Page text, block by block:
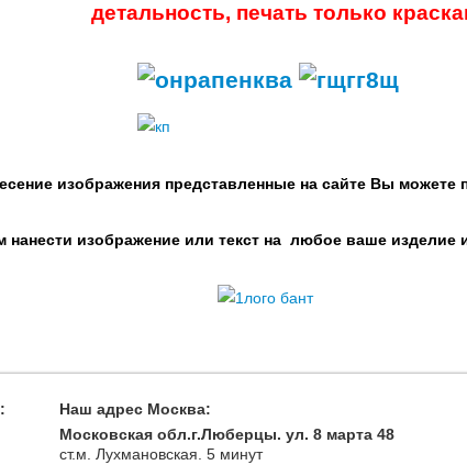
детальность, печать только
изображения представленные на сайте Вы можете
изображение или текст на любое ваше изделие
Наш адрес Москва:
Московская обл.г.Люберцы. ул. 8 марта 48
ст.м. Лухмановская. 5 минут